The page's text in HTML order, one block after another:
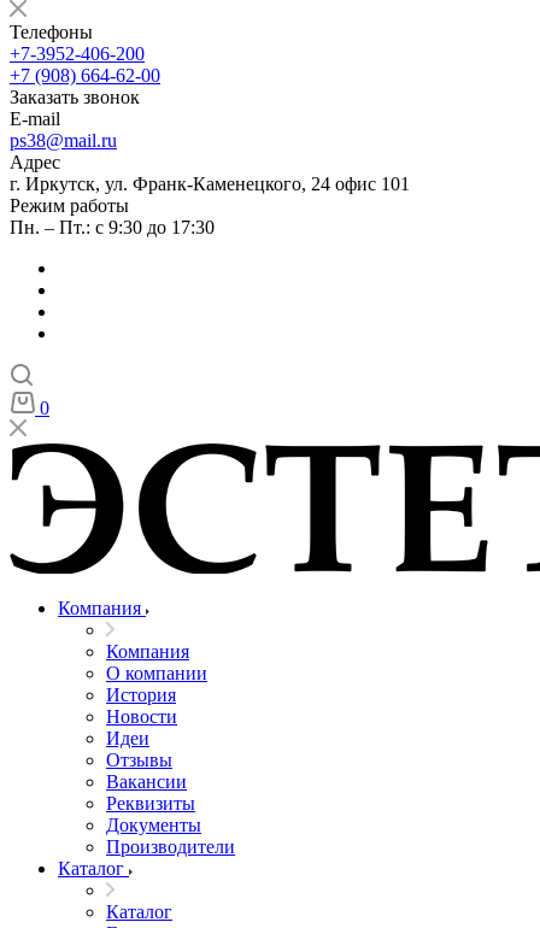
Телефоны
+7-3952-406-200
+7 (908) 664-62-00
Заказать звонок
E-mail
ps38@mail.ru
Адрес
г. Иркутск, ул. Франк-Каменецкого, 24 офис 101
Режим работы
Пн. – Пт.: с 9:30 до 17:30
0
Компания
Компания
О компании
История
Новости
Идеи
Отзывы
Вакансии
Реквизиты
Документы
Производители
Каталог
Каталог